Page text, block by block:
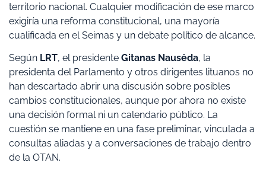
territorio nacional. Cualquier modificación de ese marco
exigiría una reforma constitucional, una mayoría
cualificada en el Seimas y un debate político de alcance.
Según LRT, el presidente Gitanas Nausėda, la
presidenta del Parlamento y otros dirigentes lituanos no
han descartado abrir una discusión sobre posibles
cambios constitucionales, aunque por ahora no existe
una decisión formal ni un calendario público. La
cuestión se mantiene en una fase preliminar, vinculada a
consultas aliadas y a conversaciones de trabajo dentro
de la OTAN.